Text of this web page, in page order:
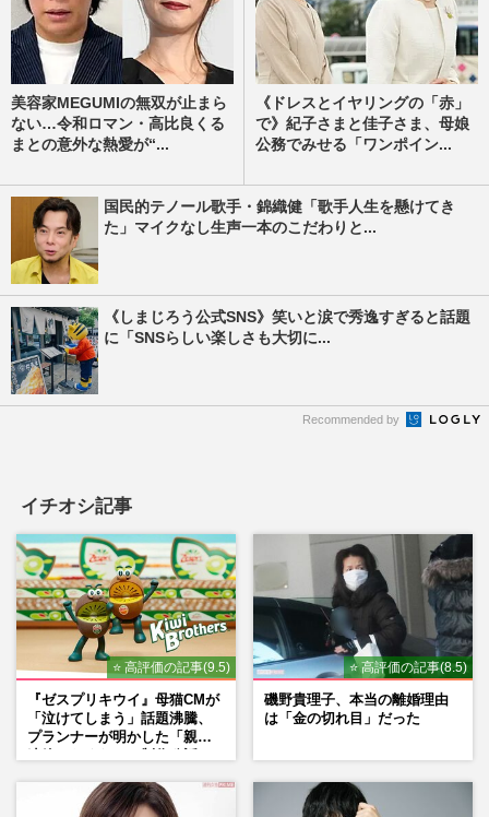
美容家MEGUMIの無双が止まら
ない…令和ロマン・高比良くる
まとの意外な熱愛が“...
《ドレスとイヤリングの「赤」
で》紀子さまと佳子さま、母娘
公務でみせる「ワンポイン...
国民的テノール歌手・錦織健「歌手人生を懸けてき
た」マイクなし生声一本のこだわりと...
《しまじろう公式SNS》笑いと涙で秀逸すぎると話題
に「SNSらしい楽しさも大切に...
Recommended by
イチオシ記事
⭐ 高評価の記事(9.5)
『ゼスプリキウイ』母猫CMが
「泣けてしまう」話題沸騰、
プランナーが明かした「親に
⭐ 高評価の記事(8.5)
磯野貴理子、本当の離婚理由
は「金の切れ目」だった